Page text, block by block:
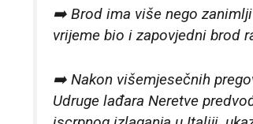
➡️ Brod ima više nego
vrijeme bio i zapovjedni brod
➡️ Nakon višemjesečnih
Udruge lađara Neretve